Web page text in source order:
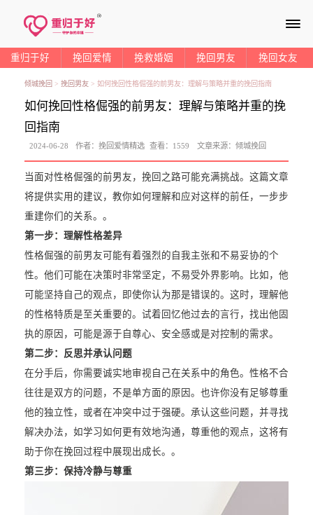
≡
重归于好 挽回爱情 挽救婚姻 挽回男友 挽回女友
倾城挽回 > 挽回男友> 如何挽回性格倔强的前男友：理解与策略并重的挽回指南
如何挽回性格倔强的前男友：理解与策略并重的挽
回指南
2024-06-28 作者：挽回爱情精选 查看： 1559 文章来源： 倾城挽回
当面对性格倔强的前男友，挽回之路可能充满挑战。这篇文章
将提供实用的建议，教你如何理解和应对这样的前任，一步步
重建你们的关系。。
第一步：理解性格差异
性格倔强的前男友可能有着强烈的自我主张和不易妥协的个
性。他们可能在决策时非常坚定，不易受外界影响。比如，他
可能坚持自己的观点，即使你认为那是错误的。这时，理解他
的性格特质是至关重要的。试着回忆他过去的言行，找出他固
执的原因，可能是源于自尊心、安全感或是对控制的需求。
第二步：反思并承认问题
在分手后，你需要诚实地审视自己在关系中的角色。性格不合
往往是双方的问题，不是单方面的原因。也许你没有足够尊重
他的独立性，或者在冲突中过于强硬。承认这些问题，并寻找
解决办法，如学习如何更有效地沟通，尊重他的观点，这将有
助于你在挽回过程中展现出成长。。
第三步：保持冷静与尊重